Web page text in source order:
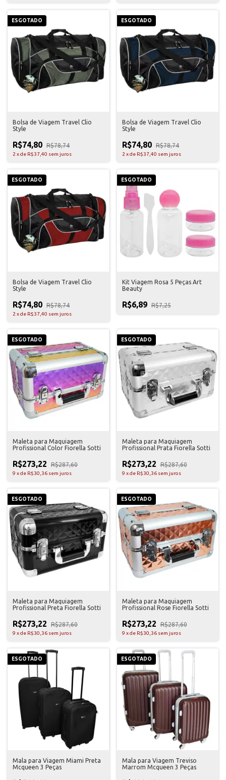
ESGOTADO
Bolsa de Viagem Travel Clio
Style
R$74,80 R$78,74
2 xde R$37,40 sem juros
ESGOTADO
Bolsa de Viagem Travel Clio
Style
R$74,80 R$78,74
2 xde R$37,40 sem juros
ESGOTADO
Bolsa de Viagem Travel Clio
Style
R$74,80 R$78,74
2 xde R$37,40 sem juros
ESGOTADO
Kit Viagem Rosa 5 Peças Art
Beauty
R$6,89 R$7,25
ESGOTADO
Maleta para Maquiagem
Profissional Color Fiorella Sotti
R$273,22 R$287,60
9 xde R$30,36 sem juros
ESGOTADO
Maleta para Maquiagem
Profissional Prata Fiorella Sotti
R$273,22 R$287,60
9 xde R$30,36 sem juros
ESGOTADO
Maleta para Maquiagem
Profissional Preta Fiorella Sotti
R$273,22 R$287,60
9 xde R$30,36 sem juros
ESGOTADO
Maleta para Maquiagem
Profissional Rose Fiorella Sotti
R$273,22 R$287,60
9 xde R$30,36 sem juros
ESGOTADO
Mala para Viagem Miami Preta
Mcqueen 3 Peças
ESGOTADO
Mala para Viagem Treviso
Marrom Mcqueen 3 Peças